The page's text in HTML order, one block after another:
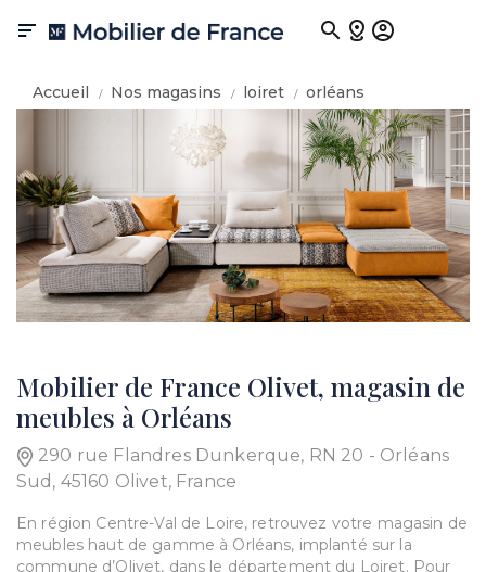

Accueil Nos magasins loiret orléans
Mobilier de France Olivet, magasin de
meubles à Orléans
290 rue Flandres Dunkerque, RN 20 - Orléans
Sud, 45160 Olivet, France
En région Centre-Val de Loire, retrouvez votre magasin de
meubles haut de gamme à Orléans, implanté sur la
commune d’Olivet, dans le département du Loiret. Pour